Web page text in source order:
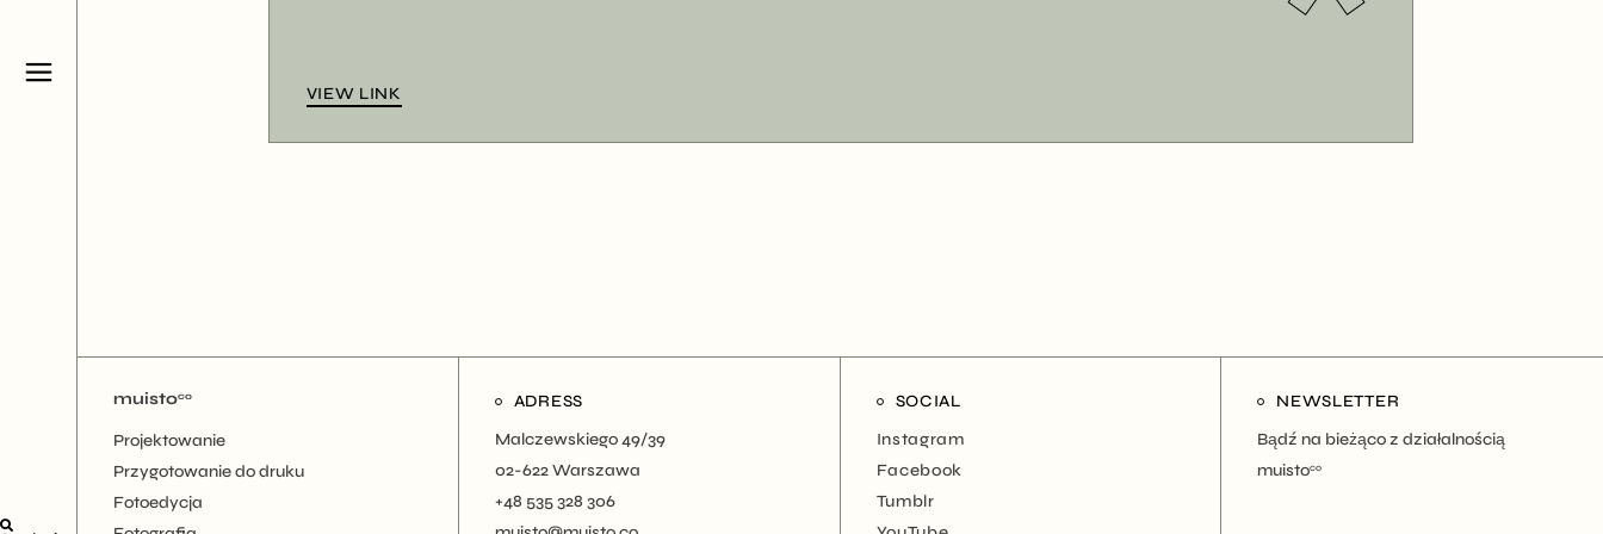
VIEW LINK
muistoco
Projektowanie
Przygotowanie do druku
Fotoedycja
ADRESS
Malczewskiego 49/39
02-622 Warszawa
+48 535 328 306
SOCIAL
Instagram
Facebook
Tumblr
NEWSLETTER
Bądź na bieżąco z działalnością
muistoco